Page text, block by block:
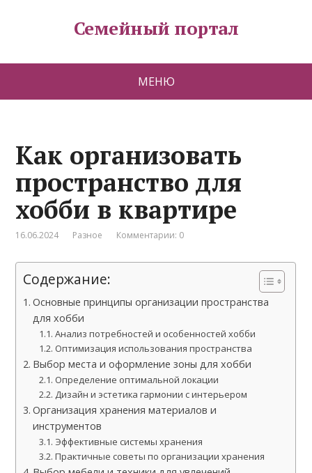
Семейный портал
МЕНЮ
Как организовать
пространство для
хобби в квартире
16.06.2024 Разное Комментарии: 0
Содержание:
Основные принципы организации пространства
для хобби
Анализ потребностей и особенностей хобби
Оптимизация использования пространства
Выбор места и оформление зоны для хобби
Определение оптимальной локации
Дизайн и эстетика гармонии с интерьером
Организация хранения материалов и
инструментов
Эффективные системы хранения
Практичные советы по организации хранения